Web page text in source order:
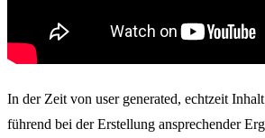
In der Zeit von user generated, echtzeit
führend bei der Erstellung ansprechender